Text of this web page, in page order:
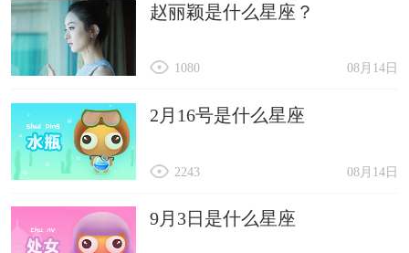
赵丽颖是什么星座？
08月14日
1080
2月16号是什么星座
08月14日
2243
9月3日是什么星座